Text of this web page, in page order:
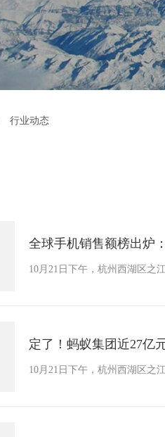
行业动态
全球手机销售额榜出炉
10月21日下午，杭州西湖区之
定了！蚂蚁集团近27亿
10月21日下午，杭州西湖区之